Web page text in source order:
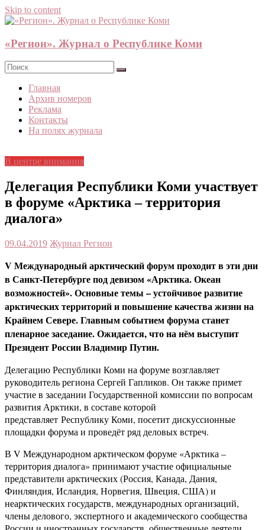
Skip to content
«Регион». Журнал о Республике Коми
Главная
Архив номеров
Реклама
Контакты
На полях журнала
В центре внимания
Делегация Республики Коми участвует
в форуме «Арктика – территория
диалога»
09.04.2019 Журнал Регион
V Международный арктический форум проходит в эти дни
в Санкт-Петербурге под девизом «Арктика. Океан
возможностей». Основные темы – устойчивое развитие
арктических территорий и повышение качества жизни на
Крайнем Севере. Главным событием форума станет
пленарное заседание. Ожидается, что на нём выступит
Президент России Владимир Путин.
Делегацию Республики Коми на форуме возглавляет
руководитель региона Сергей Гапликов. Он также примет
участие в заседании Государственной комиссии по вопросам
развития Арктики, в составе которой
представляет Республику Коми, посетит дискуссионные
площадки форума и проведёт ряд деловых встреч.
В V Международном арктическом форуме «Арктика –
территория диалога» принимают участие официальные
представители арктических (Россия, Канада, Дания,
Финляндия, Исландия, Норвегия, Швеция, США) и
неарктических государств, международных организаций,
члены делового, экспертного и академического сообщества